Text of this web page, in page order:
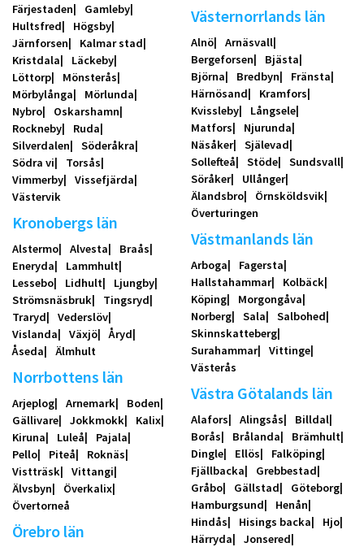
Färjestaden
Gamleby
Hultsfred
Högsby
Järnforsen
Kalmar stad
Kristdala
Läckeby
Löttorp
Mönsterås
Mörbylånga
Mörlunda
Nybro
Oskarshamn
Rockneby
Ruda
Silverdalen
Söderåkra
Södra vi
Torsås
Vimmerby
Vissefjärda
Västervik
Kronobergs län
Alstermo Alvesta
Braås
Eneryda
Lammhult
Lessebo
Lidhult
Ljungby
Strömsnäsbruk
Tingsryd
Traryd
Vederslöv
Vislanda
Växjö
Åryd
Åseda
Älmhult
Norrbottens län
Arjeplog Arnemark
Boden
Gällivare
Jokkmokk
Kalix
Kiruna
Luleå
Pajala
Pello
Piteå
Roknäs
Vistträsk
Vittangi
Älvsbyn
Överkalix
Övertorneå
Örebro län
Västernorrlands län
Alnö
Arnäsvall
Bergeforsen
Bjästa
Björna
Bredbyn
Fränsta
Härnösand
Kramfors
Kvissleby
Långsele
Matfors
Njurunda
Näsåker
Själevad
Sollefteå
Stöde
Sundsvall
Söråker
Ullånger
Älandsbro
Örnsköldsvik
Överturingen
Västmanlands län
Arboga
Fagersta
Hallstahammar
Kolbäck
Köping
Morgongåva
Norberg
Sala
Salbohed
Skinnskatteberg
Surahammar
Vittinge
Västerås
Västra Götalands län
Alafors Alingsås
Billdal
Borås
Brålanda
Brämhult
Dingle
Ellös
Falköping
Fjällbacka
Grebbestad
Gråbo
Gällstad
Göteborg
Hamburgsund
Henån
Hindås
Hisings backa
Hjo
Härryda
Jonsered